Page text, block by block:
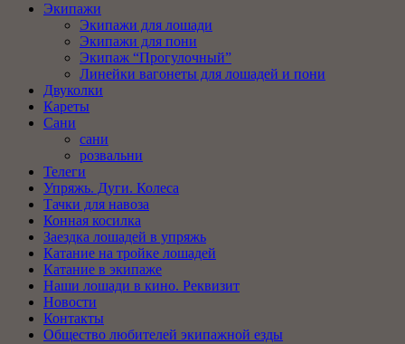
Экипажи
Экипажи для лошади
Экипажи для пони
Экипаж “Прогулочный”
Линейки вагонеты для лошадей и пони
Двуколки
Кареты
Сани
сани
розвальни
Телеги
Упряжь. Дуги. Колеса
Тачки для навоза
Конная косилка
Заездка лошадей в упряжь
Катание на тройке лошадей
Катание в экипаже
Наши лошади в кино. Реквизит
Новости
Контакты
Общество любителей экипажной езды